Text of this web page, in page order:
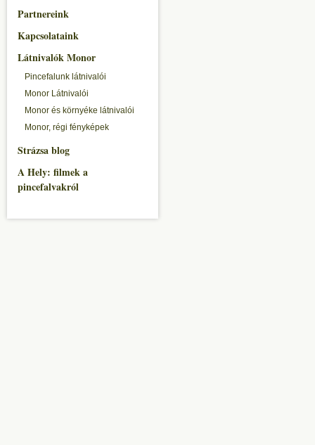
Partnereink
Kapcsolataink
Látnivalók Monor
Pincefalunk látnivalói
Monor Látnivalói
Monor és környéke látnivalói
Monor, régi fényképek
Strázsa blog
A Hely: filmek a
pincefalvakról